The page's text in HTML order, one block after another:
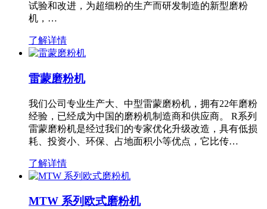
试验和改进，为超细粉的生产而研发制造的新型磨粉
机，…
了解详情
雷蒙磨粉机
我们公司专业生产大、中型雷蒙磨粉机，拥有22年磨粉
经验，已经成为中国的磨粉机制造商和供应商。 R系列
雷蒙磨粉机是经过我们的专家优化升级改造，具有低损
耗、投资小、环保、占地面积小等优点，它比传…
了解详情
MTW 系列欧式磨粉机